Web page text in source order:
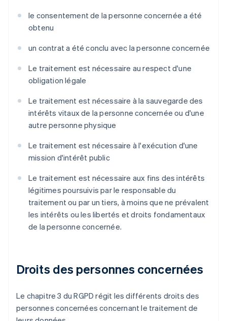
le consentement de la personne concernée a été
obtenu
un contrat a été conclu avec la personne concernée
Le traitement est nécessaire au respect d'une
obligation légale
Le traitement est nécessaire à la sauvegarde des
intérêts vitaux de la personne concernée ou d'une
autre personne physique
Le traitement est nécessaire à l'exécution d'une
mission d'intérêt public
Le traitement est nécessaire aux fins des intérêts
légitimes poursuivis par le responsable du
traitement ou par un tiers, à moins que ne prévalent
les intérêts ou les libertés et droits fondamentaux
de la personne concernée.
Droits des personnes concernées
Le chapitre 3 du RGPD régit les différents droits des
personnes concernées concernant le traitement de